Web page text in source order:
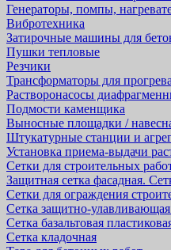
Генераторы, помпы,
Вибротехника
Затирочные машины для
Пушки тепловые
Резчики
Трансформаторы для
Растворонасосы
Подмости каменщика
Выносные площадки /
Штукатурные станции и
Установка приема-выдачи
Сетки для строительных
Защитная cетка фасадная.
Сетки для ограждения
Сетка защитно-
Сетка базальтовая
Сетка кладочная